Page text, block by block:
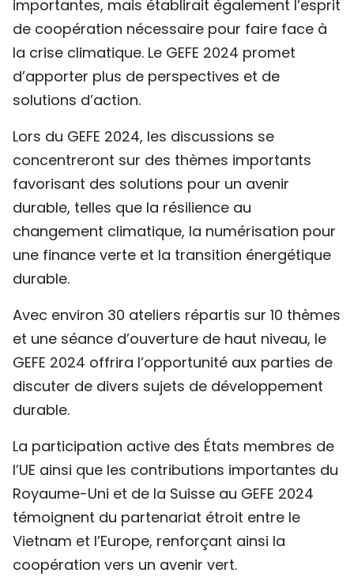
importantes, mais établirait également l’esprit
de coopération nécessaire pour faire face à
la crise climatique. Le GEFE 2024 promet
d’apporter plus de perspectives et de
solutions d’action.
Lors du GEFE 2024, les discussions se
concentreront sur des thèmes importants
favorisant des solutions pour un avenir
durable, telles que la résilience au
changement climatique, la numérisation pour
une finance verte et la transition énergétique
durable.
Avec environ 30 ateliers répartis sur 10 thèmes
et une séance d’ouverture de haut niveau, le
GEFE 2024 offrira l’opportunité aux parties de
discuter de divers sujets de développement
durable.
La participation active des États membres de
l’UE ainsi que les contributions importantes du
Royaume-Uni et de la Suisse au GEFE 2024
témoignent du partenariat étroit entre le
Vietnam et l’Europe, renforçant ainsi la
coopération vers un avenir vert.